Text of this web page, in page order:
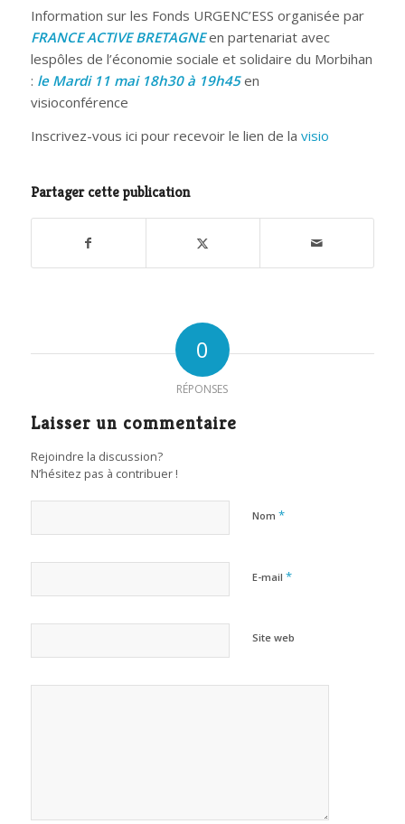
Information sur les Fonds URGENC’ESS organisée par
FRANCE ACTIVE BRETAGNE en partenariat avec
lespôles de l’économie sociale et solidaire du Morbihan
: le Mardi 11 mai 18h30 à 19h45en
visioconférence
Inscrivez-vous ici pour recevoir le lien de la visio
Partager cette publication
0
RÉPONSES
Laisser un commentaire
Rejoindre la discussion?
N’hésitez pas à contribuer !
Nom *
E-mail *
Site web